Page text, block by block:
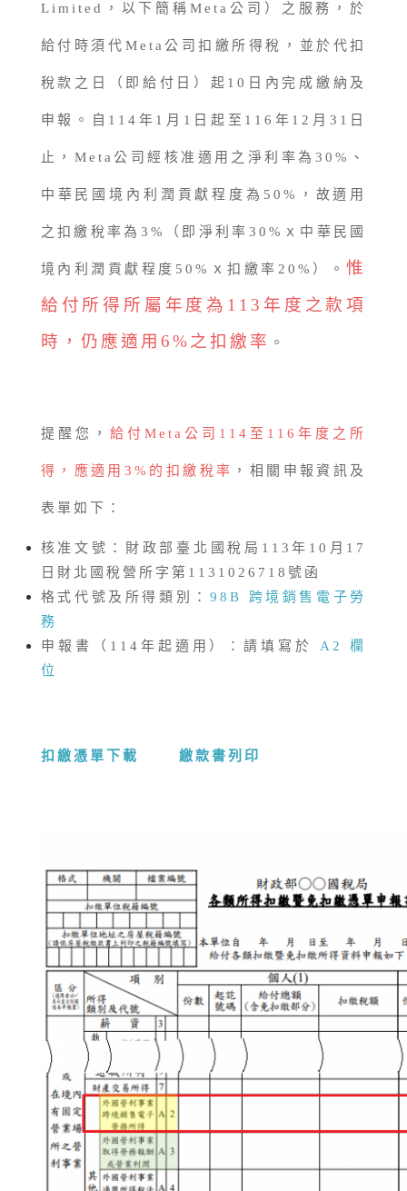
Limited，以下簡稱Meta公司）之服務，於
給付時須代Meta公司扣繳所得稅，並於代扣
稅款之日（即給付日）起10日內完成繳納及
申報。自114年1月1日起至116年12月31日
止，Meta公司經核准適用之淨利率為30%、
中華民國境內利潤貢獻程度為50%，故適用
之扣繳稅率為3%（即淨利率30%ｘ中華民國
境內利潤貢獻程度50%ｘ扣繳率20%）。惟
給付所得所屬年度為113年度之款項
時，仍應適用6%之扣繳率 。
提醒您， 給付Meta公司114至116年度之所
得，應適用3%的扣繳稅率 ，相關申報資訊及
表單如下：
核准文號：財政部臺北國稅局113年10月17
日財北國稅營所字第1131026718號函
格式代號及所得類別： 98B 跨境銷售電子勞
務
申報書（114年起適用）：請填寫於
A2 欄
位
扣繳憑單下載 繳款書列印